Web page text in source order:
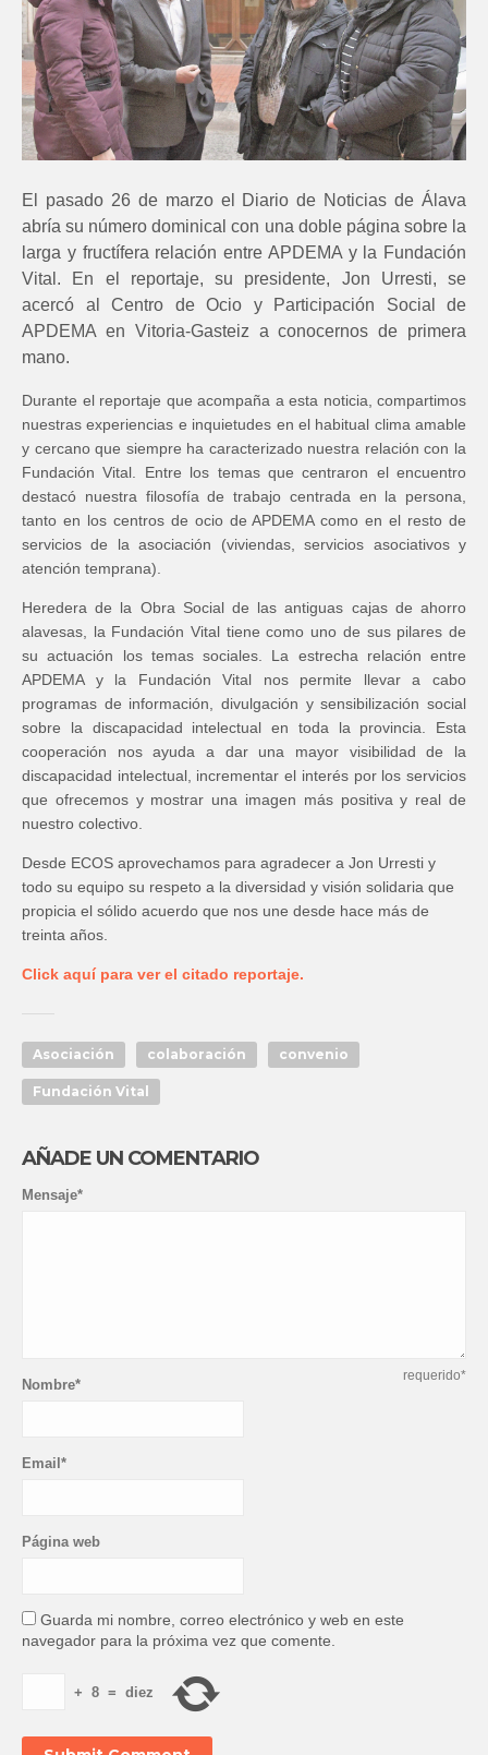
El pasado 26 de marzo el Diario de Noticias de Álava
abría su número dominical con una doble página sobre la
larga y fructífera relación entre APDEMA y la Fundación
Vital. En el reportaje, su presidente, Jon Urresti, se
acercó al Centro de Ocio y Participación Social de
APDEMA en Vitoria-Gasteiz a conocernos de primera
mano.
Durante el reportaje que acompaña a esta noticia, compartimos
nuestras experiencias e inquietudes en el habitual clima amable
y cercano que siempre ha caracterizado nuestra relación con la
Fundación Vital. Entre los temas que centraron el encuentro
destacó nuestra filosofía de trabajo centrada en la persona,
tanto en los centros de ocio de APDEMA como en el resto de
servicios de la asociación (viviendas, servicios asociativos y
atención temprana).
Heredera de la Obra Social de las antiguas cajas de ahorro
alavesas, la Fundación Vital tiene como uno de sus pilares de
su actuación los temas sociales. La estrecha relación entre
APDEMA y la Fundación Vital nos permite llevar a cabo
programas de información, divulgación y sensibilización social
sobre la discapacidad intelectual en toda la provincia. Esta
cooperación nos ayuda a dar una mayor visibilidad de la
discapacidad intelectual, incrementar el interés por los servicios
que ofrecemos y mostrar una imagen más positiva y real de
nuestro colectivo.
Desde ECOS aprovechamos para agradecer a Jon Urresti y
todo su equipo su respeto a la diversidad y visión solidaria que
propicia el sólido acuerdo que nos une desde hace más de
treinta años.
Click aquí para ver el citado reportaje.
Asociación colaboración convenio
Fundación Vital
AÑADE UN COMENTARIO
Mensaje*
requerido*
Nombre*
Email*
Página web
Guarda mi nombre, correo electrónico y web en este
navegador para la próxima vez que comente.
+ 8 = diez